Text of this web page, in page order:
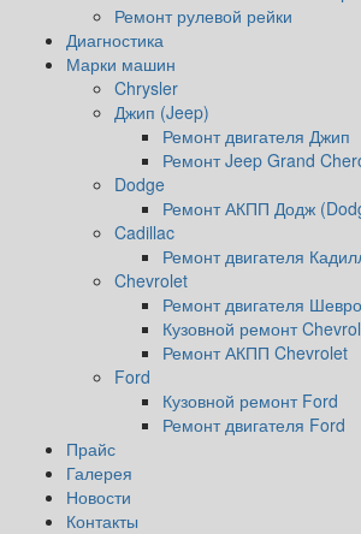
Ремонт рулевой рейки
Диагностика
Марки машин
Chrysler
Джип (Jeep)
Ремонт двигателя Джип
Ремонт Jeep Grand
Dodge
Ремонт АКПП Додж
Cadillac
Ремонт двигателя
Chevrolet
Ремонт двигателя
Кузовной ремонт
Ремонт АКПП Chevrolet
Ford
Кузовной ремонт Ford
Ремонт двигателя Ford
Прайс
Галерея
Новости
Контакты